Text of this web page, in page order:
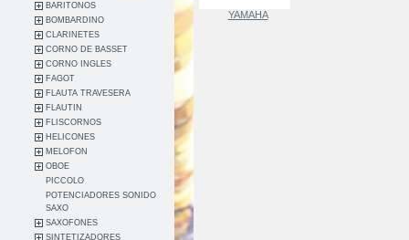
BARITONOS
BOMBARDINO
CLARINETES
CORNO DE BASSET
CORNO INGLES
FAGOT
FLAUTA TRAVESERA
FLAUTIN
FLISCORNOS
HELICONES
MELOFON
OBOE
PICCOLO
POTENCIADORES SONIDO
SAXO
SAXOFONES
SINTETIZADORES
YAMAHA